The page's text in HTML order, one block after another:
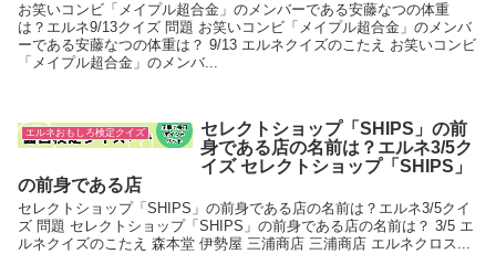
お笑いコンビ「メイプル超合金」のメンバーである安藤なつの体重
は？エルネ9/13クイズ 問題 お笑いコンビ「メイプル超合金」のメンバ
ーである安藤なつの体重は？ 9/13 エルネクイズのこたえ お笑いコンビ
「メイプル超合金」のメンバ...
エルネおもしろ検定クイズ
セレクトショップ「SHIPS」の前
身である店の名前は？エルネ3/5ク
イズ セレクトショップ「SHIPS」
の前身である店
セレクトショップ「SHIPS」の前身である店の名前は？エルネ3/5クイ
ズ 問題 セレクトショップ「SHIPS」の前身である店の名前は？ 3/5 エ
ルネクイズのこたえ 森本堂 伊勢屋 三浦商店 三浦商店 エルネクロス...